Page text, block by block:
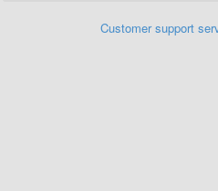
Customer support